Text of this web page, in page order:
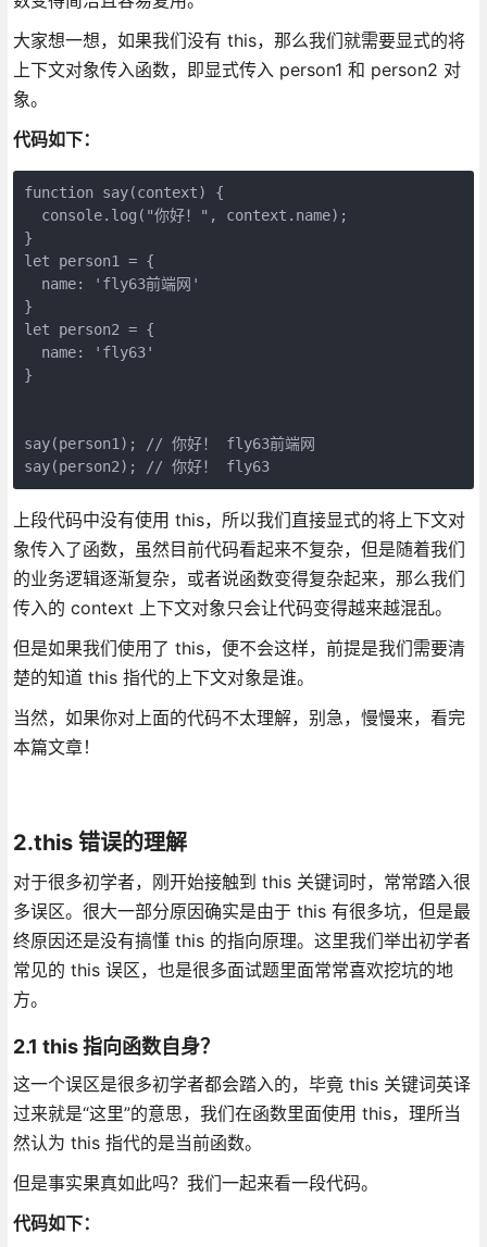
大家想一想，如果我们没有 this，那么我们就需要显式的将
上下文对象传入函数，即显式传入 person1 和 person2 对
象。
代码如下：
function say(context) {
  console.log("你好！", context.name);
}
let person1 = {
  name: 'fly63前端网'
}
let person2 = {
  name: 'fly63'
}
say(person1); // 你好！ fly63前端网
say(person2); // 你好！ fly63
上段代码中没有使用 this，所以我们直接显式的将上下文对
象传入了函数，虽然目前代码看起来不复杂，但是随着我们
的业务逻辑逐渐复杂，或者说函数变得复杂起来，那么我们
传入的 context 上下文对象只会让代码变得越来越混乱。
但是如果我们使用了 this，便不会这样，前提是我们需要清
楚的知道 this 指代的上下文对象是谁。
当然，如果你对上面的代码不太理解，别急，慢慢来，看完
本篇文章！
2.this 错误的理解
对于很多初学者，刚开始接触到 this 关键词时，常常踏入很
多误区。很大一部分原因确实是由于 this 有很多坑，但是最
终原因还是没有搞懂 this 的指向原理。这里我们举出初学者
常见的 this 误区，也是很多面试题里面常常喜欢挖坑的地
方。
2.1 this 指向函数自身？
这一个误区是很多初学者都会踏入的，毕竟 this 关键词英译
过来就是“这里”的意思，我们在函数里面使用 this，理所当
然认为 this 指代的是当前函数。
但是事实果真如此吗？我们一起来看一段代码。
代码如下：